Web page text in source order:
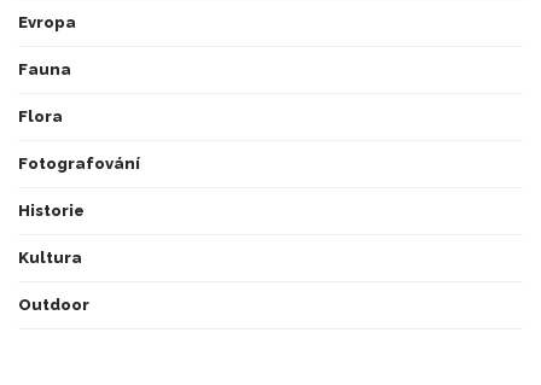
Evropa
Fauna
Flora
Fotografování
Historie
Kultura
Outdoor